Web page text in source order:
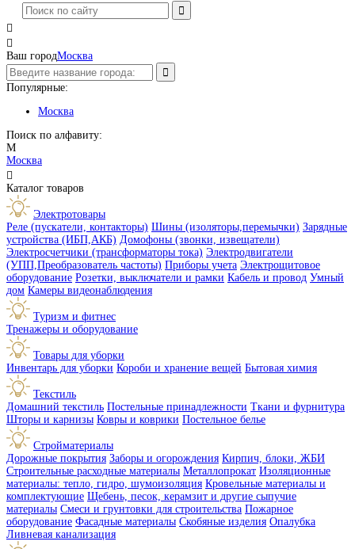


Ваш городМосква
Популярные:
Москва
Поиск по алфавиту:
М
Москва

Каталог товаров
Электротовары
Реле (пускатели, контакторы) Шины (изоляторы,перемычки) Зарядные
устройства (ИБП,АКБ) Домофоны (звонки, извещатели)
Электросчетчики (трансформаторы тока) Электродвигатели
(УПП,Преобразователь частоты) Приборы учета Электрощитовое
оборудование Розетки, выключатели и рамки Кабель и провод Умный
дом Камеры видеонаблюдения
Туризм и фитнес
Тренажеры и оборудование
Товары для уборки
Инвентарь для уборки Короби и хранение вещей Бытовая химия
Текстиль
Домашний текстиль Постельные принадлежности Ткани и фурнитура
Шторы и карнизы Ковры и коврики Постельное белье
Стройматериалы
Дорожные покрытия Заборы и огорождения Кирпич, блоки, ЖБИ
Строительные расходные материалы Металлопрокат Изоляционные
материалы: тепло, гидро, шумоизоляция Кровельные материалы и
комплектующие Щебень, песок, керамзит и другие сыпучие
материалы Смеси и грунтовки для строительства Пожарное
оборудование Фасадные материалы Скобяные изделия Опалубка
Ливневая канализация